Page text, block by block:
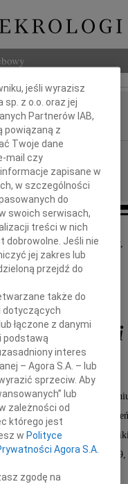
Zandecki
i żalem zawiadamiamy,
kwietnia 2023 roku zmarł
Profesor
Zandecki
Studiów Edukacyjnych
Mickiewicza w
i wychowawca wielu
społecznej i
UAM w latach 1993-1999,
zasłużony pracownik
jeśli wyrazisz
sp. z o.o. oraz jej
Partnerów IAB,
powiązaną z
Twoje dane
mail czy
zapisane w
w szczególności
do
swoich serwisach,
treści w nich
dobrowolne. Jeśli nie
jej zakres lub
przejdź do
także do
dotyczących
łączone z danymi
podstawą
interes
– Agora S.A. – lub
sprzeciw. Aby
lub
zależności od
którego jest
wPolityce
Agora S.A.
zgodę na